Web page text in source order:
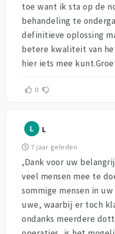
toe want ik sta op de
behandeling te
definitieve oplossing
betere kwaliteit van
hier iets mee
0
L
7 jaar geleden
,Dank voor uw
veel mensen mee te
sommige mensen in
uwe, waarbij er toch
ondanks meerdere